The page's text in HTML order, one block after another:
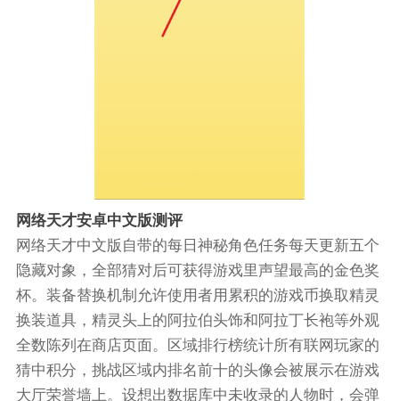
网络天才安卓中文版测评
网络天才中文版自带的每日神秘角色任务每天更新五个
隐藏对象，全部猜对后可获得游戏里声望最高的金色奖
杯。装备替换机制允许使用者用累积的游戏币换取精灵
换装道具，精灵头上的阿拉伯头饰和阿拉丁长袍等外观
全数陈列在商店页面。区域排行榜统计所有联网玩家的
猜中积分，挑战区域内排名前十的头像会被展示在游戏
大厅荣誉墙上。设想出数据库中未收录的人物时，会弹